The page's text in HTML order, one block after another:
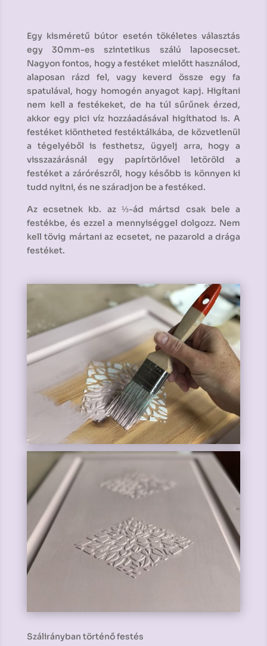
Egy kisméretű bútor esetén tökéletes választás
egy 30mm-es szintetikus szálú laposecset.
Nagyon fontos, hogy a festéket mielőtt használod,
alaposan rázd fel, vagy keverd össze egy fa
spatulával, hogy homogén anyagot kapj. Higítani
nem kell a festékeket, de ha túl sűrűnek érzed,
akkor egy pici víz hozzáadásával higíthatod is. A
festéket kiöntheted festéktálkába, de közvetlenül
a tégelyéből is festhetsz, ügyelj arra, hogy a
visszazárásnál egy papírtörlővel letöröld a
festéket a zárórészről, hogy később is könnyen ki
tudd nyitni, és ne száradjon be a festéked.
Az ecsetnek kb. az ⅓-ád mártsd csak bele a
festékbe, és ezzel a mennyiséggel dolgozz. Nem
kell tövig mártani az ecsetet, ne pazarold a drága
festéket.
Szálirányban történő festés